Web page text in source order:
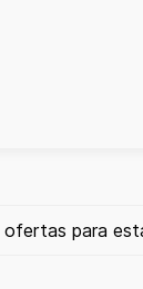
ofertas para